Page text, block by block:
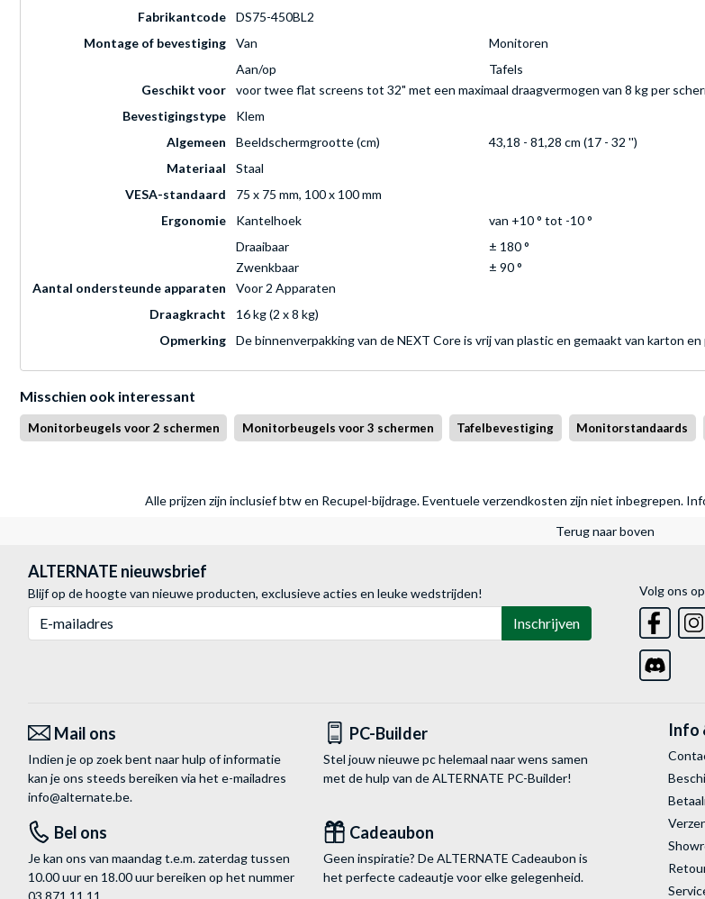
Fabrikantcode
DS75-450BL2
Montage of bevestiging
Van
Monitoren
Aan/op
Tafels
Geschikt voor
voor twee flat screens tot 32" met een maximaal draagvermogen van 8 kg per
Bevestigingstype
Klem
Algemeen
Beeldschermgrootte (cm)
43,18 - 81,28 cm (17 - 32 '')
Materiaal
Staal
VESA-standaard
75 x 75 mm, 100 x 100 mm
Ergonomie
Kantelhoek
van +10 ° tot -10 °
Draaibaar
± 180 °
Zwenkbaar
± 90 °
Aantal ondersteunde apparaten
Voor 2 Apparaten
Draagkracht
16 kg (2 x 8 kg)
Opmerking
De binnenverpakking van de NEXT Core is vrij van plastic en gemaakt van karton en
Misschien ook interessant
Monitorbeugels voor 2 schermen Monitorbeugels voor 3 schermen Tafelbevestiging Monitorstandaards
Alle prijzen zijn inclusief btw en Recupel-bijdrage. Eventuele verzendkosten zijn niet inbegrepen.
Terug naar boven
ALTERNATE nieuwsbrief
Blijf op de hoogte van nieuwe producten, exclusieve acties en leuke wedstrijden!
Inschrijven
Volg ons
Mail ons
Indien je op zoek bent naar hulp of informatie
kan je ons steeds bereiken via het e-mailadres
info@alternate.be.
PC-Builder
Stel jouw nieuwe pc helemaal naar wens samen
met de hulp van de ALTERNATE PC-Builder!
Bel ons
Je kan ons van maandag t.e.m. zaterdag tussen
10.00 uur en 18.00 uur bereiken op het nummer
Cadeaubon
Geen inspiratie? De ALTERNATE Cadeaubon is
het perfecte cadeautje voor elke gelegenheid.
Info